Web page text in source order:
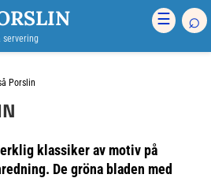
servering
☰ ⌕
Porslin
klassiker av motiv på
De gröna bladen med